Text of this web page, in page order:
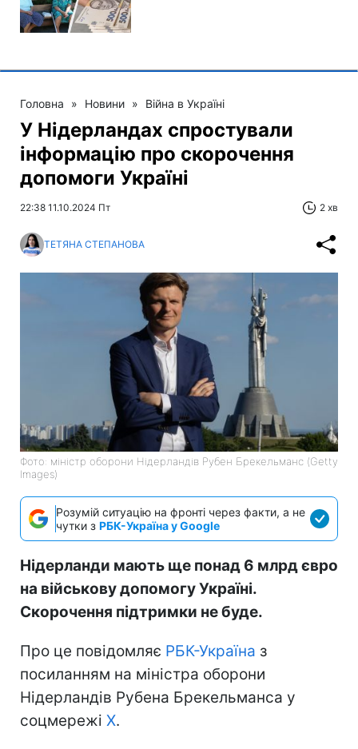
Головна » Новини » Війна в Україні
У Нідерландах спростували
інформацію про скорочення
допомоги Україні
22:38 11.10.2024 Пт 2 хв
ТЕТЯНА СТЕПАНОВА
Фото: міністр оборони Нідерландів Рубен Брекельманс (Getty
Images)
Розумій ситуацію на фронті через факти, а не
чутки з РБК-Україна у Google
Нідерланди мають ще понад 6 млрд євро
на військову допомогу Україні.
Скорочення підтримки не буде.
Про це повідомляє РБК-Україна з
посиланням на міністра оборони
Нідерландів Рубена Брекельманса у
соцмережі Х.